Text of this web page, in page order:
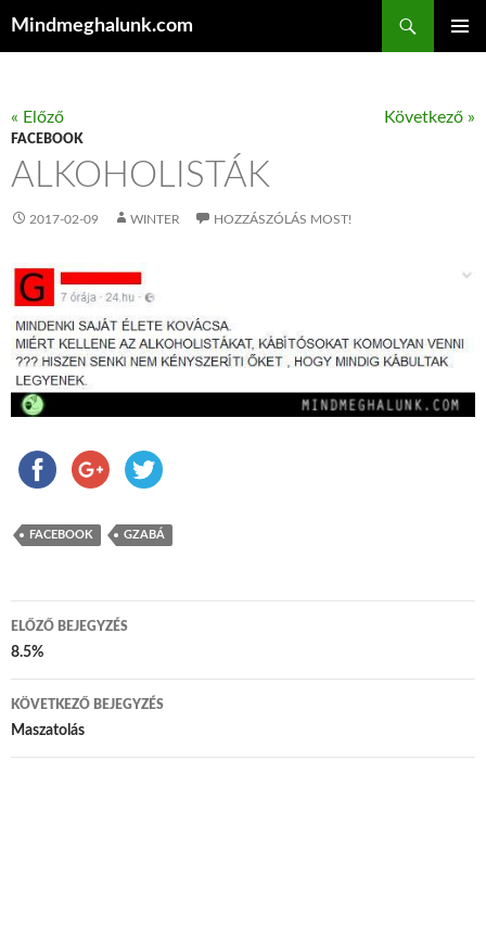
Mindmeghalunk.com
« Előző Következő »
FACEBOOK
ALKOHOLISTÁK
2017-02-09 WINTER HOZZÁSZÓLÁS MOST!
FACEBOOK GZABÁ
Bejegyzés navigáció
ELŐZŐ BEJEGYZÉS
8.5%
KÖVETKEZŐ BEJEGYZÉS
Maszatolás